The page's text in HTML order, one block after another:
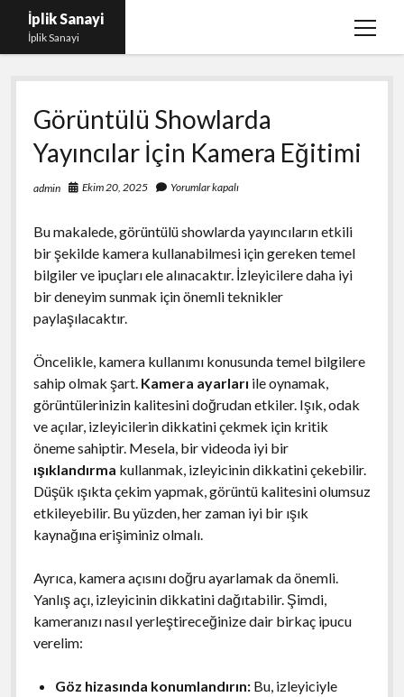
İplik Sanayi
İplik Sanayi
menüyü
Facebook Beğeni Arttırma Bedava
Igtv Yorum Çoğaltma Şifresiz
Instagram Beğeni Satın Al Türk
Linkedin Beğeni Atma Parasız
Sayfa Listesi
Görüntülü Showlarda
Yayıncılar İçin Kamera Eğitimi
admin Ekim 20, 2025 Yorumlar kapalı
Bu makalede, görüntülü showlarda yayıncıların etkili
bir şekilde kamera kullanabilmesi için gereken temel
bilgiler ve ipuçları ele alınacaktır. İzleyicilere daha iyi
bir deneyim sunmak için önemli teknikler
paylaşılacaktır.
Öncelikle, kamera kullanımı konusunda temel bilgilere
sahip olmak şart. Kamera ayarları ile oynamak,
görüntülerinizin kalitesini doğrudan etkiler. Işık, odak
ve açılar, izleyicilerin dikkatini çekmek için kritik
öneme sahiptir. Mesela, bir videoda iyi bir
ışıklandırma kullanmak, izleyicinin dikkatini çekebilir.
Düşük ışıkta çekim yapmak, görüntü kalitesini olumsuz
etkileyebilir. Bu yüzden, her zaman iyi bir ışık
kaynağına erişiminiz olmalı.
Ayrıca, kamera açısını doğru ayarlamak da önemli.
Yanlış açı, izleyicinin dikkatini dağıtabilir. Şimdi,
kameranızı nasıl yerleştireceğinize dair birkaç ipucu
verelim:
Göz hizasında konumlandırın:Bu, izleyiciyle